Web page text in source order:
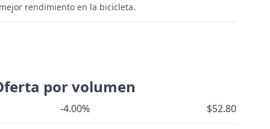
rendimiento en la bicicleta.
por volumen
-4.00% $52.80